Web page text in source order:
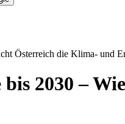
Österreich die Klima- und
2030 –